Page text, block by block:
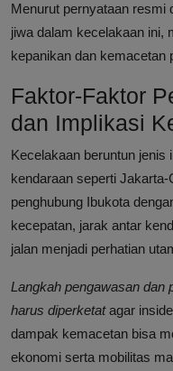
Menurut pernyataan resmi
jiwa dalam kecelakaan ini,
kepanikan dan kemacetan
Faktor-Faktor
dan Implikasi
Kecelakaan beruntun jenis
kendaraan seperti
penghubung Ibukota
kecepatan, jarak antar
jalan menjadi perhatian
Langkah pengawasan dan
harus diperketatagar
dampak kemacetan bisa
ekonomi serta mobilitas